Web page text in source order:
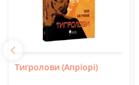
Тигролови (Апріорі)